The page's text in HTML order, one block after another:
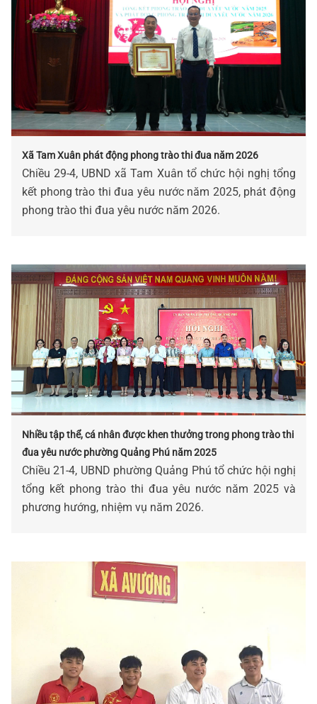
Xã Tam Xuân phát động phong trào thi đua năm 2026
Chiều 29-4, UBND xã Tam Xuân tổ chức hội nghị tổng
kết phong trào thi đua yêu nước năm 2025, phát động
phong trào thi đua yêu nước năm 2026.
Nhiều tập thể, cá nhân được khen thưởng trong phong trào thi
đua yêu nước phường Quảng Phú năm 2025
Chiều 21-4, UBND phường Quảng Phú tổ chức hội nghị
tổng kết phong trào thi đua yêu nước năm 2025 và
phương hướng, nhiệm vụ năm 2026.